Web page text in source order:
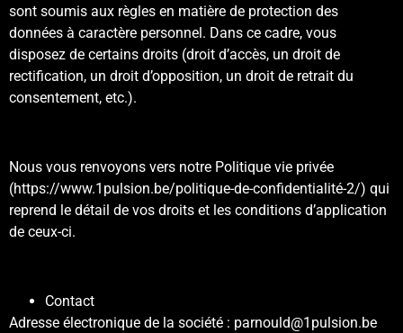
sont soumis aux règles en matière de protection des
données à caractère personnel. Dans ce cadre, vous
disposez de certains droits (droit d’accès, un droit de
rectification, un droit d’opposition, un droit de retrait du
consentement, etc.).
Nous vous renvoyons vers notre Politique vie privée
(https://www.1pulsion.be/politique-de-confidentialité-2/) qui
reprend le détail de vos droits et les conditions d’application
de ceux-ci.
Contact
Adresse électronique de la société : parnould@1pulsion.be